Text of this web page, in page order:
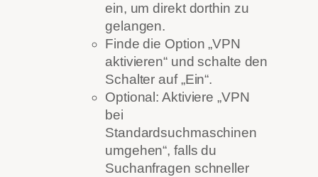
ein, um direkt dorthin zu
gelangen.
Finde die Option „VPN
aktivieren“ und schalte den
Schalter auf „Ein“.
Optional: Aktiviere „VPN
bei
Standardsuchmaschinen
umgehen“, falls du
Suchanfragen schneller